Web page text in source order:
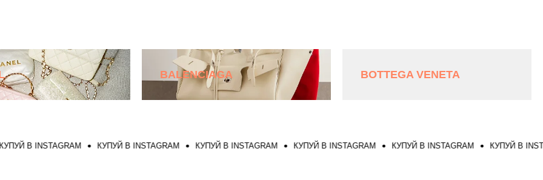
BALENCIAGA BOTTEGA VENETA
В INSTAGRAM КУПУЙ В INSTAGRAM КУПУЙ В INSTAGRAM КУПУЙ В INSTAGRAM КУПУЙ В INSTAGRAM КУПУЙ В